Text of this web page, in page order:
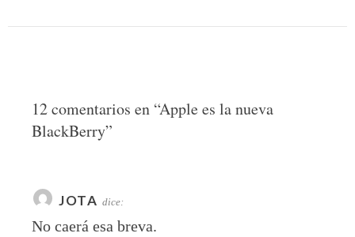
12 comentarios en “Apple es la nueva
BlackBerry”
JOTA dice:
No caerá esa breva.